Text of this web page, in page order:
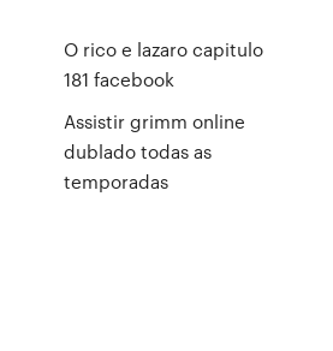
O rico e lazaro capitulo
181 facebook
Assistir grimm online
dublado todas as
temporadas